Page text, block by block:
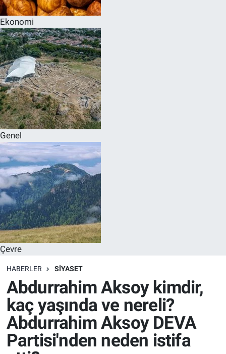
Ekonomi
Genel
Çevre
HABERLER SİYASET
Abdurrahim Aksoy kimdir,
kaç yaşında ve nereli?
Abdurrahim Aksoy DEVA
Partisi'nden neden istifa